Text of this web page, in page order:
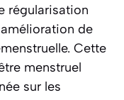
régularisation
de
Cette
menstruel
sur les